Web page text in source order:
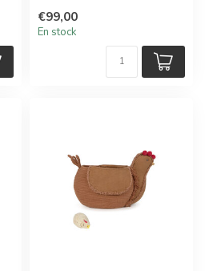
Sa for...
€99,00
En stock